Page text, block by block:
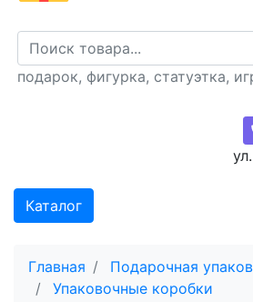
подарок, фигурка, статуэтка,
Каталог
Главная
Подарочная
Упаковочные коробки